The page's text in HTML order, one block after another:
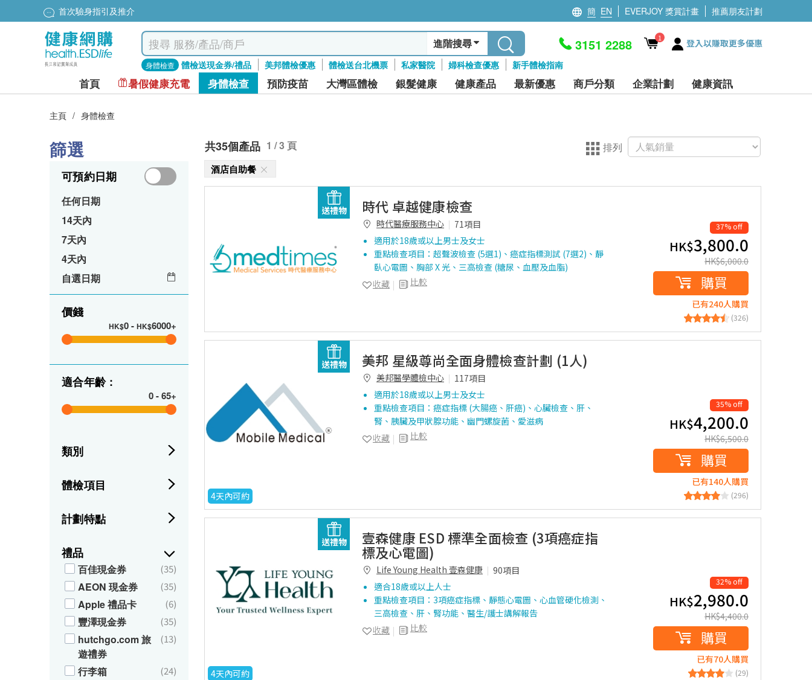
首次驗身指引及推介 簡 EN EVERJOY 獎賞計畫 推薦朋友計劃
進階搜尋
身體檢查 體檢送現金券/禮品 美邦體檢優惠 體檢送台北機票 私家醫院 婦科檢查優惠 新手體檢指南
3151 2288 1 登入以賺取更多優惠
首頁 暑假健康充電 身體檢查 預防疫苗 大灣區體檢 銀髮健康 健康產品 最新優惠 商戶分類 企業計劃 健康資訊
主頁 / 身體檢查
篩選
可預約日期
任何日期
14天內
7天內
4天內
自選日期
價錢
HK$0- HK$6000+
適合年齡 :
0-65+
類別
體檢項目
計劃特點
禮品
百佳現金券 (35)
AEON 現金券 (35)
Apple 禮品卡 (6)
豐澤現金券 (35)
hutchgo.com 旅
遊禮券
(13)
行李箱 (24)
共35個產品 1 / 3 頁 排列
酒店自助餐
送禮物 時代 卓越健康檢查
時代醫療服務中心
71項目
適用於18歲或以上男士及女士
重點檢查項目：超聲波檢查 (5選1)、癌症指標測試 (7選2)、靜
臥心電圖、胸部 X 光、三高檢查 (糖尿、血壓及血脂)
比較
收藏
37% off
HK$3,800.0
HK$6,000.0
購買
已有240人購買
(326)
送禮物
4天內可約
美邦 星級尊尚全面身體檢查計劃 (1人)
美邦醫學體檢中心
117項目
適用於18歲或以上男士及女士
重點檢查項目：癌症指標 (大腸癌、肝癌)、心臟檢查、肝、
腎、胰臟及甲狀腺功能、幽門螺旋菌、愛滋病
比較
收藏
35% off
HK$4,200.0
HK$6,500.0
購買
已有140人購買
(296)
送禮物
4天內可約
壹森健康 ESD 標準全面檢查 (3項癌症指
標及心電圖)
Life Young Health 壹森健康
90項目
適合18歲或以上人士
重點檢查項目：3項癌症指標、靜態心電圖、心血管硬化檢測、
三高檢查、肝、腎功能、醫生/護士講解報告
比較
收藏
32% off
HK$2,980.0
HK$4,400.0
購買
已有70人購買
(29)